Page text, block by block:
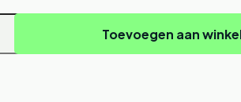
Toevoegen aan